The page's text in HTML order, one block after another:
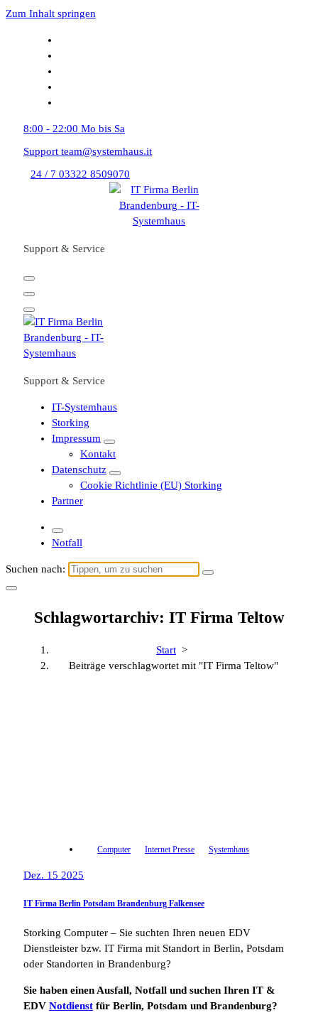
Zum Inhalt springen
8:00 - 22:00 Mo bis Sa
Support team@systemhaus.it
24 / 7 03322 8509070
Support & Service
Support & Service
IT-Systemhaus
Storking
Impressum
Kontakt
Datenschutz
Cookie Richtlinie (EU) Storking
Partner
Notfall
Suchen nach:
Schlagwortarchiv: IT Firma Teltow
Start >
Beiträge verschlagwortet mit "IT Firma Teltow"
Computer Internet Presse Systemhaus
Dez. 15 2025
IT Firma Berlin Potsdam Brandenburg Falkensee
Storking Computer – Sie suchten Ihren neuen EDV
Dienstleister bzw. IT Firma mit Standort in Berlin, Potsdam
oder Standorten in Brandenburg?
Sie haben einen Ausfall, Notfall und suchen Ihren IT &
EDV Notdienst für Berlin, Potsdam und Brandenburg?